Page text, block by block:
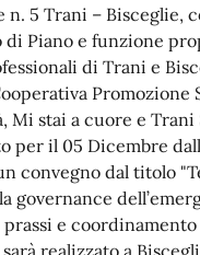
5 Trani – Bisceglie,
di Piano e funzione
di Trani e
Promozione
Mi stai a cuore e Trani
per il 05 Dicembre
convegno dal titolo
governance
e
realizzato a